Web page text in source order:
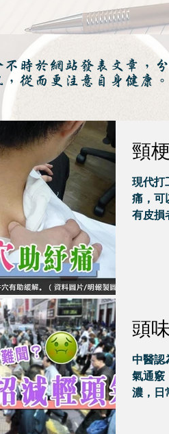
不時於網站發表文章，
從而更注意自身健康。
頸
現代打
痛，可
有皮損
頭
中醫認
氣通竅
濃，日